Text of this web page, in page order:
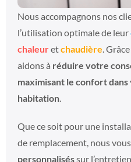
Nous accompagnons nos
l’utilisation optimale de leur
chaleuretchaudière.
aidons à réduire votre
maximisant le confort
habitation.
Que ce soit pour une
de remplacement, nous
personnaliséssur